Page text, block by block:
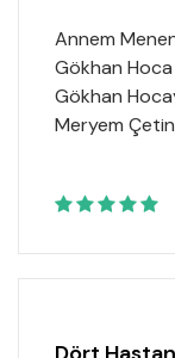
Annem
Gökhan
Gökhan
Meryem